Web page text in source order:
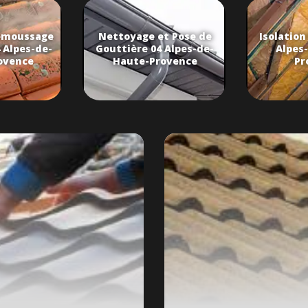
de-
Nettoyage et Pose de
Gouttière 04 Alpes-de-
Haute-Provence
Isolation